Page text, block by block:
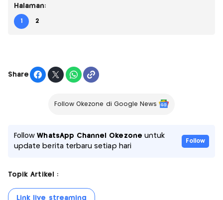
Halaman:
1 2
Share
Follow Okezone di Google News
FollowWhatsApp Channel Okezone untuk
update berita terbaru setiap hari
Follow
Topik Artikel :
Link live streaming